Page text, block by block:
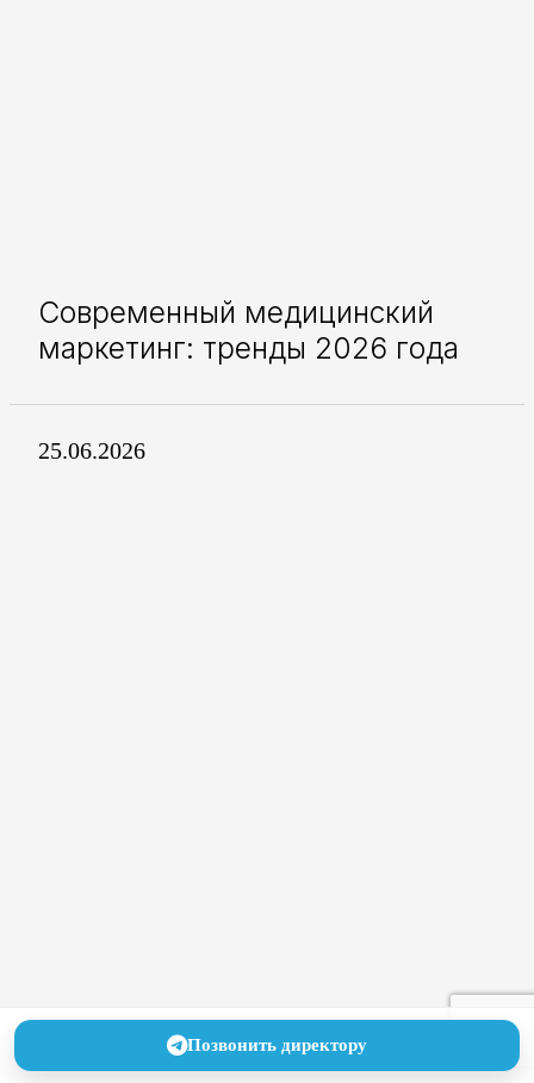
Современный медицинский
маркетинг: тренды 2026 года
25.06.2026
Позвонить директору